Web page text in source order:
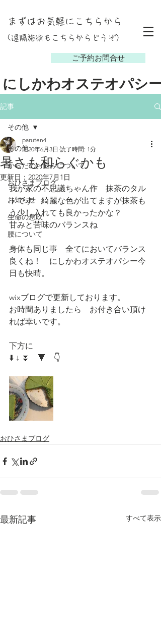
ご予約お問合せ
にしかわオステオパシー
まずはお気軽にこちらから
(遠隔施術もこちらからどうぞ）
記事
その他
からだのお悩みについて
おひさまブログ
お知らせ
生命の息吹
腰について
その他
暑さも和らぐかも
paruten4
2020年6月3日 読了時間: 1分
更新日： 2020年7月1日
我が家の不思議ちゃん作　抹茶のタル
トです　綺麗な色が出てますが抹茶も
う少し入れても良かったかな？
甘みと苦味のバランスね
身体も同じ事　全てにおいてバランス
良くね！　にしかわオステオパシー今
日も快晴。
wixブログで更新しております。
お時間ありましたら　お付き合い頂け
れば幸いです。
下方に
⬇️ ↓ ⏬　🔻　👇
おひさまブログ
最新記事 すべて表示